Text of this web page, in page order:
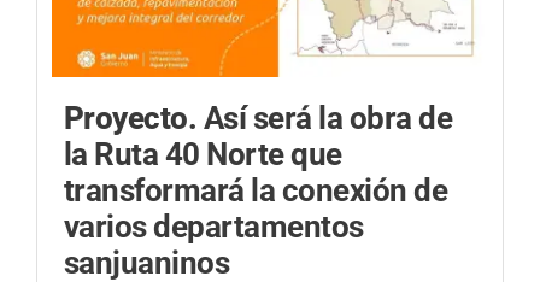
Proyecto. Así será la obra de
la Ruta 40 Norte que
transformará la conexión de
varios departamentos
sanjuaninos